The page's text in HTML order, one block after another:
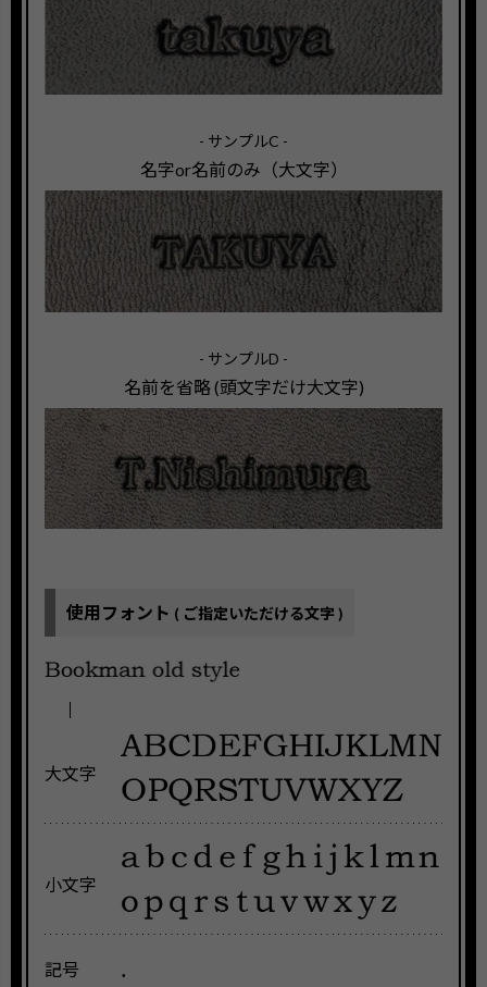
- サンプルC -
名字or名前のみ（大文字）
- サンプルD -
名前を省略 (頭文字だけ大文字)
使用フォント ( ご指定いただける文字 )
大文字
小文字
記号 .